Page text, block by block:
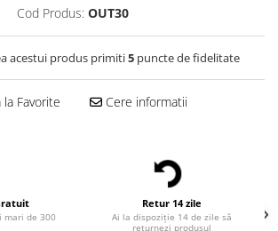
Cod Produs: OUT30
acestui produs primiti5 puncte de fidelitate
Favorite Cere informatii
mari de 300
Retur 14 zile
Ai la dispoziție 14 de zile să
returnezi produsul